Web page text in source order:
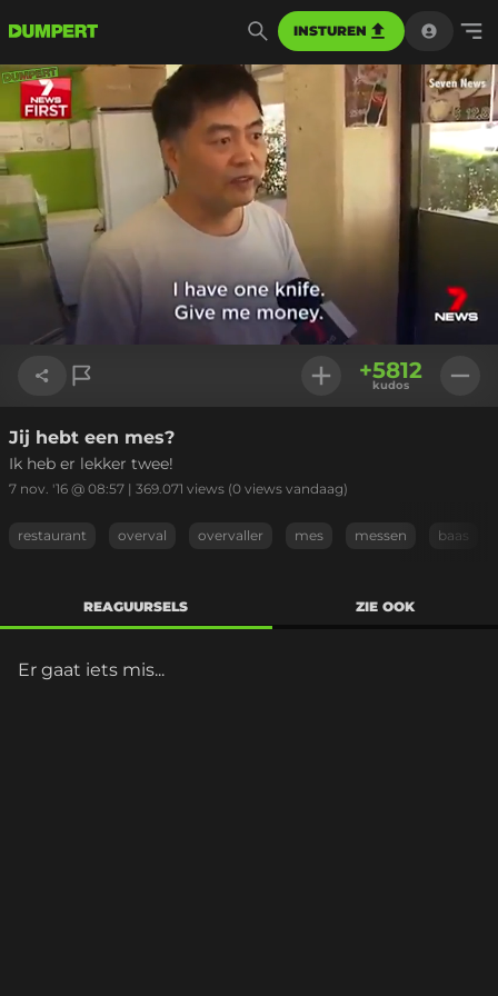
INSTUREN
Geladen :
100.00%
Link kopiëren
+5812
kudos
Jij hebt een mes?
Ik heb er lekker twee!
7 nov. '16 @ 08:57 | 369.071 views (0 views vandaag)
restaurant overval overvaller mes messen baas
REAGUURSELS ZIE OOK
Er gaat iets mis...